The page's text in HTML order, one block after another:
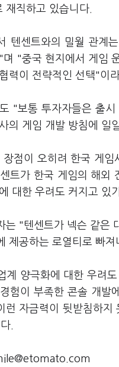
재직하고 있습니다.
텐센트와의 밀월 관계
"중국 현지에서 게임
력이 전략적인 선택"이
"보통 투자자들은 출
의 게임 개발 방침에 일
점이 오히려 한국 게
트가 한국 게임의 해외
대한 우려도 커지고 있
는 "텐센트가 넥슨 같은
제공하는 로열티로 빠
계 양극화에 대한 우려
험이 부족한 콘솔 개발
런 자금력이 뒷받침하지
.